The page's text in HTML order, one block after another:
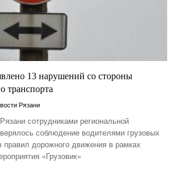
13 нарушений со стороны
транспорта
Рязани
сотрудниками региональной
соблюдение водителями грузовых
правил дорожного движения в рамках
«Грузовик»